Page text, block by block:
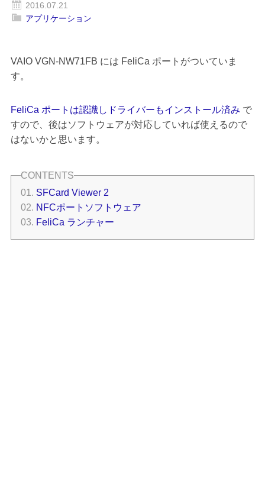
2016.07.21
アプリケーション
VAIO VGN-NW71FB には FeliCa ポートがついていま
す。
FeliCa ポートは認識しドライバーもインストール済み で
すので、後はソフトウェアが対応していれば使えるので
はないかと思います。
SFCard Viewer 2
NFCポートソフトウェア
FeliCa ランチャー